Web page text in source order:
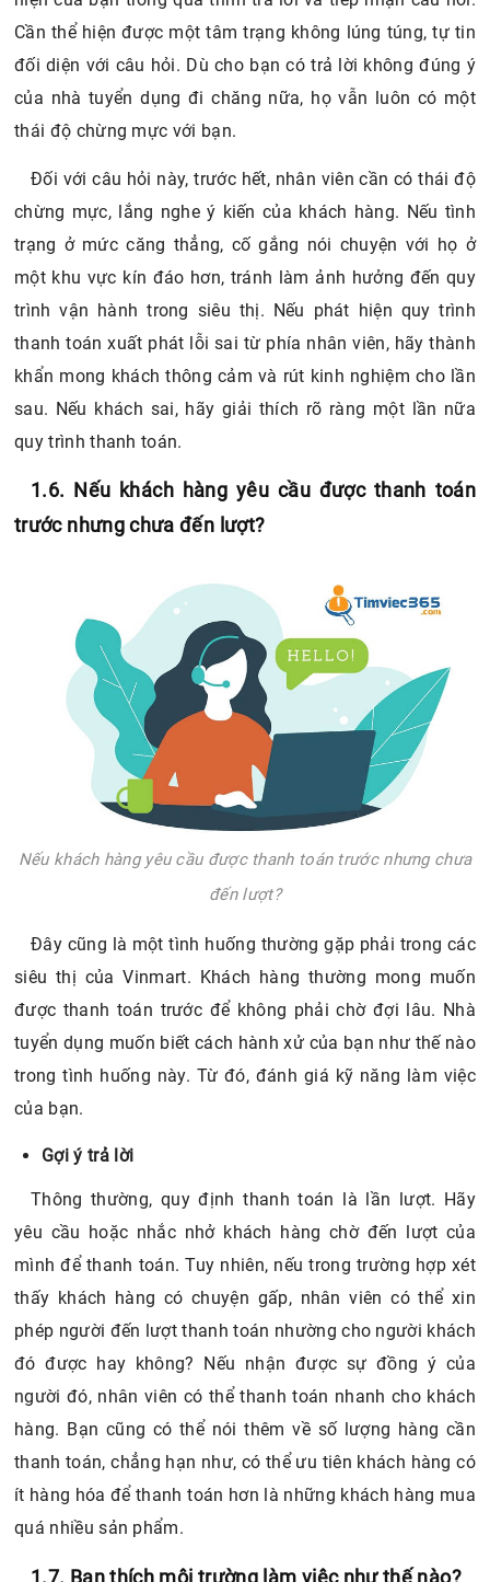
của nhà tuyển dụng đi chăng nữa, họ vẫn luôn có một
thái độ chừng mực với bạn.
Đối với câu hỏi này, trước hết, nhân viên cần có thái độ
chừng mực, lắng nghe ý kiến của khách hàng. Nếu tình
một khu vực kín đáo hơn, tránh làm ảnh hưởng đến quy
trình vận hành trong siêu thị. Nếu phát hiện quy trình
thanh toán xuất phát lỗi sai từ phía nhân viên, hãy thành
khẩn mong khách thông cảm và rút kinh nghiệm cho lần
sau. Nếu khách sai, hãy giải thích rõ ràng một lần nữa
quy trình thanh toán.
1.6. Nếu khách hàng yêu cầu được thanh toán
trước nhưng chưa đến lượt?
Nếu khách hàng yêu cầu được thanh toán trước nhưng chưa
đến lượt?
Đây cũng là một tình huống thường gặp phải trong các
siêu thị của Vinmart. Khách hàng thường mong muốn
tuyển dụng muốn biết cách hành xử của bạn như thế nào
trong tình huống này. Từ đó, đánh giá kỹ năng làm việc
của bạn.
Gợi ý trả lời
Thông thường, quy định thanh toán là lần lượt. Hãy
yêu cầu hoặc nhắc nhở khách hàng chờ đến lượt của
thấy khách hàng có chuyện gấp, nhân viên có thể xin
phép người đến lượt thanh toán nhường cho người khách
đó được hay không? Nếu nhận được sự đồng ý của
người đó, nhân viên có thể thanh toán nhanh cho khách
hàng. Bạn cũng có thể nói thêm về số lượng hàng cần
thanh toán, chẳng hạn như, có thể ưu tiên khách hàng có
ít hàng hóa để thanh toán hơn là những khách hàng mua
quá nhiều sản phẩm.
1.7. Bạn thích môi trường làm việc như thế nào?